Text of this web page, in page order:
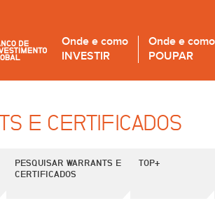
Onde e como
INVESTIR
Onde e como
POUPAR
E CERTIFICADOS
PESQUISAR WARRANTS E
CERTIFICADOS
TOP+